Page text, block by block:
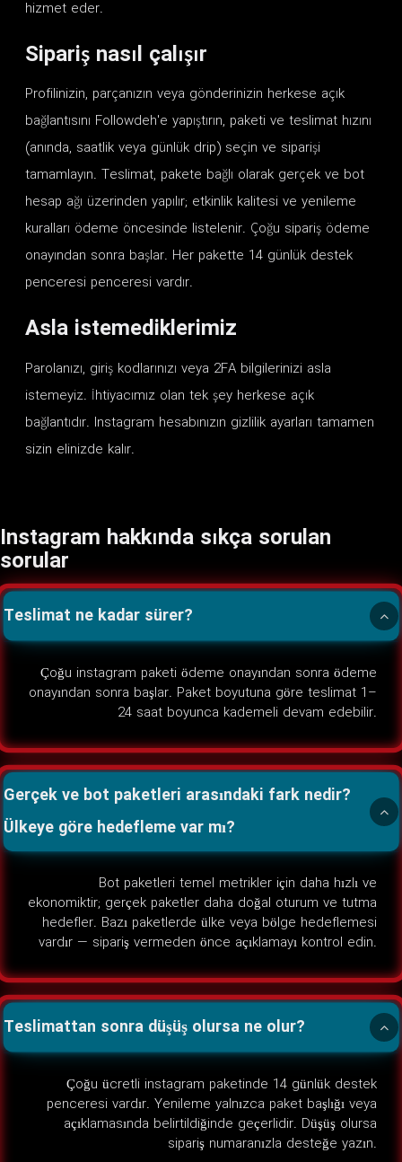
hizmet eder.
Sipariş nasıl çalışır
Profilinizin, parçanızın veya gönderinizin herkese açık
bağlantısını Followdeh'e yapıştırın, paketi ve teslimat hızını
(anında, saatlik veya günlük drip) seçin ve siparişi
tamamlayın. Teslimat, pakete bağlı olarak gerçek ve bot
hesap ağı üzerinden yapılır; etkinlik kalitesi ve yenileme
kuralları ödeme öncesinde listelenir. Çoğu sipariş ödeme
onayından sonra başlar. Her pakette 14 günlük destek
penceresi penceresi vardır.
Asla istemediklerimiz
Parolanızı, giriş kodlarınızı veya 2FA bilgilerinizi asla
istemeyiz. İhtiyacımız olan tek şey herkese açık
bağlantıdır. Instagram hesabınızın gizlilik ayarları tamamen
sizin elinizde kalır.
Instagram hakkında sıkça sorulan
sorular
Teslimat ne kadar sürer?
Çoğu instagram paketi ödeme onayından sonra ödeme
onayından sonra başlar. Paket boyutuna göre teslimat 1–
24 saat boyunca kademeli devam edebilir.
Gerçek ve bot paketleri arasındaki fark nedir?
Ülkeye göre hedefleme var mı?
Bot paketleri temel metrikler için daha hızlı ve
ekonomiktir; gerçek paketler daha doğal oturum ve tutma
hedefler. Bazı paketlerde ülke veya bölge hedeflemesi
vardır — sipariş vermeden önce açıklamayı kontrol edin.
Teslimattan sonra düşüş olursa ne olur?
Çoğu ücretli instagram paketinde 14 günlük destek
penceresi vardır. Yenileme yalnızca paket başlığı veya
açıklamasında belirtildiğinde geçerlidir. Düşüş olursa
sipariş numaranızla desteğe yazın.